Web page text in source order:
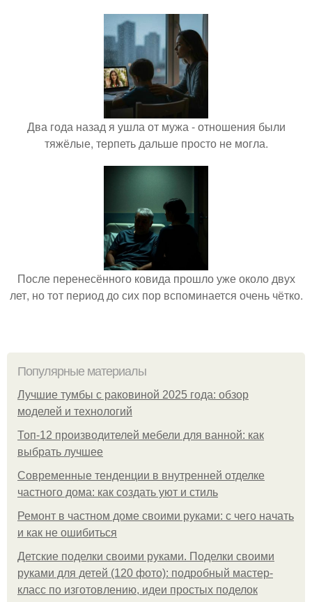
Два года назад я ушла от мужа - отношения были
тяжёлые, терпеть дальше просто не могла.
После перенесённого ковида прошло уже около двух
лет, но тот период до сих пор вспоминается очень чётко.
Популярные материалы
Лучшие тумбы с раковиной 2025 года: обзор
моделей и технологий
Топ-12 производителей мебели для ванной: как
выбрать лучшее
Современные тенденции в внутренней отделке
частного дома: как создать уют и стиль
Ремонт в частном доме своими руками: с чего начать
и как не ошибиться
Детские поделки своими руками. Поделки своими
руками для детей (120 фото): подробный мастер-
класс по изготовлению, идеи простых поделок